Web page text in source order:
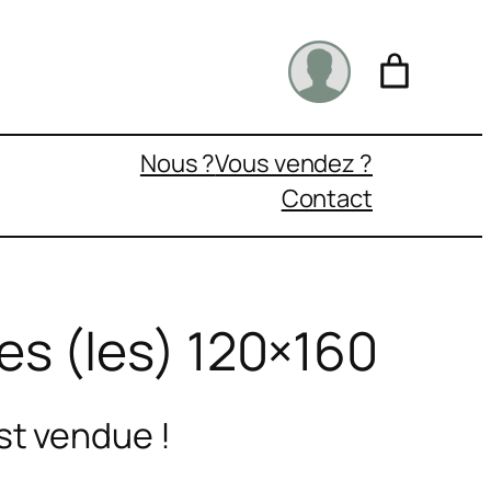
Nous ?Vous vendez ?
Contact
(les) 120×160
vendue !